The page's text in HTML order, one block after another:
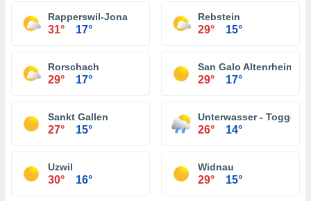
Rapperswil-Jona
31° 17°
Rebstein
29° 15°
Rorschach
29° 17°
San Galo Altenrhein
29° 17°
Sankt Gallen
27° 15°
Unterwasser -
26° 14°
Uzwil
30° 16°
Widnau
29° 15°